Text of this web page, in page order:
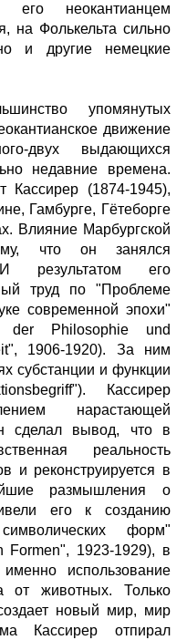
его неокантианцем
на Фолькельта сильно
и другие немецкие
упомянутых
движение
двух выдающихся
недавние времена.
Кассирер (1874-1945),
Гамбурге, Гётеборге
Влияние Марбургской
что он занялся
результатом его
труд по "Проблеме
современной эпохи"
der Philosophie und
1906-1920). За ним
субстанции и функции
Кассирер
нарастающей
сделал вывод, что в
реальность
и реконструируется в
размышления о
его к созданию
форм"
Formen", 1923-1929), в
использование
от животных. Только
новый мир, мир
Кассирер отпирал